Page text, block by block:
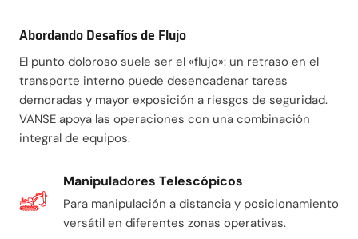
Abordando Desafíos de Flujo
El punto doloroso suele ser el «flujo»: un retraso en el
transporte interno puede desencadenar tareas
demoradas y mayor exposición a riesgos de seguridad.
VANSE apoya las operaciones con una combinación
integral de equipos.
Manipuladores Telescópicos
Para manipulación a distancia y posicionamiento
versátil en diferentes zonas operativas.